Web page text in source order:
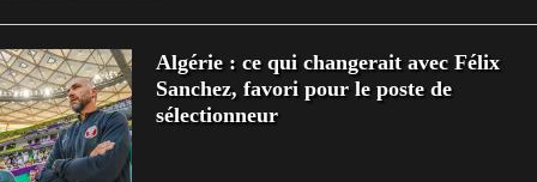
Algérie : ce qui changerait avec Félix
Sanchez, favori pour le poste de
sélectionneur